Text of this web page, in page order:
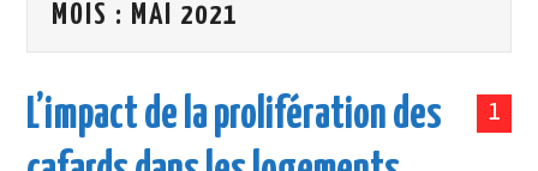
LOISIR
SANTÉ
MOIS : MAI 2021
1
L’impact de la prolifération des